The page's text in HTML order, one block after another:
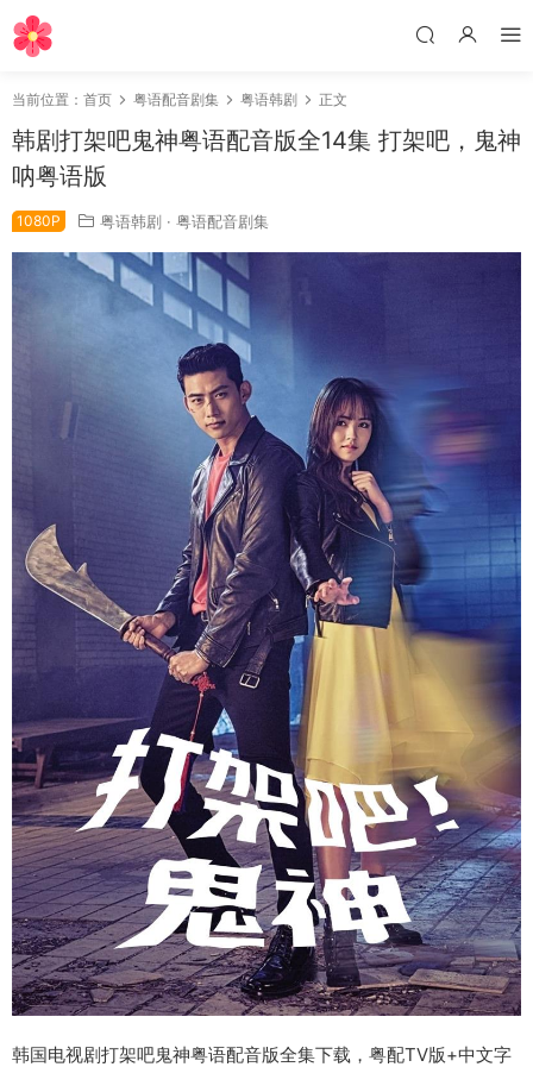
当前位置： 首页 粤语配音剧集 粤语韩剧 正文
韩剧打架吧鬼神粤语配音版全14集 打架吧，鬼神
呐粤语版
1080P 粤语韩剧 · 粤语配音剧集
韩国电视剧打架吧鬼神粤语配音版全集下载，粤配TV版+中文字